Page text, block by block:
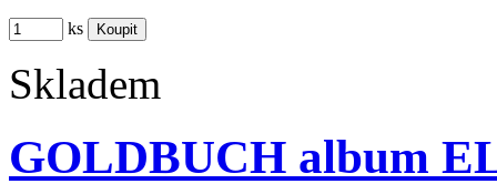
ks
Skladem
GOLDBUCH album